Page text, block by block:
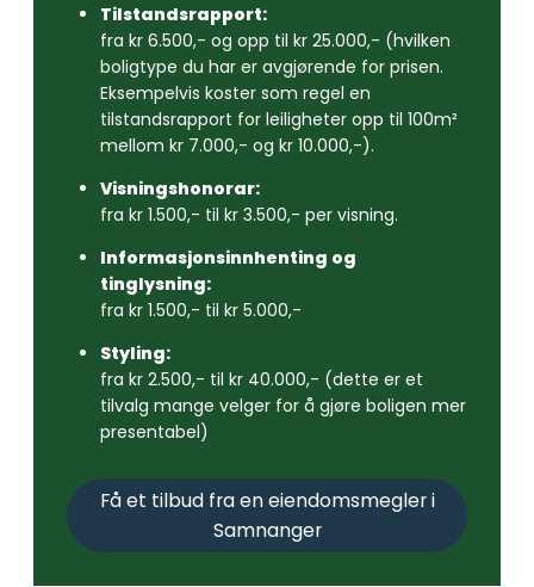
Tilstandsrapport:
fra kr 6.500,- og opp til kr 25.000,- (hvilken
boligtype du har er avgjørende for prisen.
Eksempelvis koster som regel en
tilstandsrapport for leiligheter opp til 100m²
mellom kr 7.000,- og kr 10.000,-).
Visningshonorar:
fra kr 1.500,- til kr 3.500,- per visning.
Informasjonsinnhenting og
tinglysning:
fra kr 1.500,- til kr 5.000,-
Styling:
fra kr 2.500,- til kr 40.000,- (dette er et
tilvalg mange velger for å gjøre boligen mer
presentabel)
Få et tilbud fra en eiendomsmegler i
Samnanger